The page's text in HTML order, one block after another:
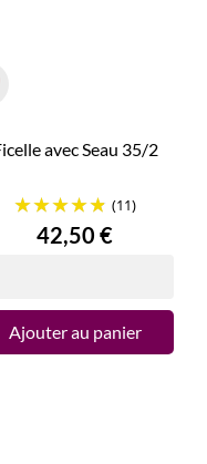
avec Seau 35/2
(11)
Prix
42,50 €
Ajouter au panier